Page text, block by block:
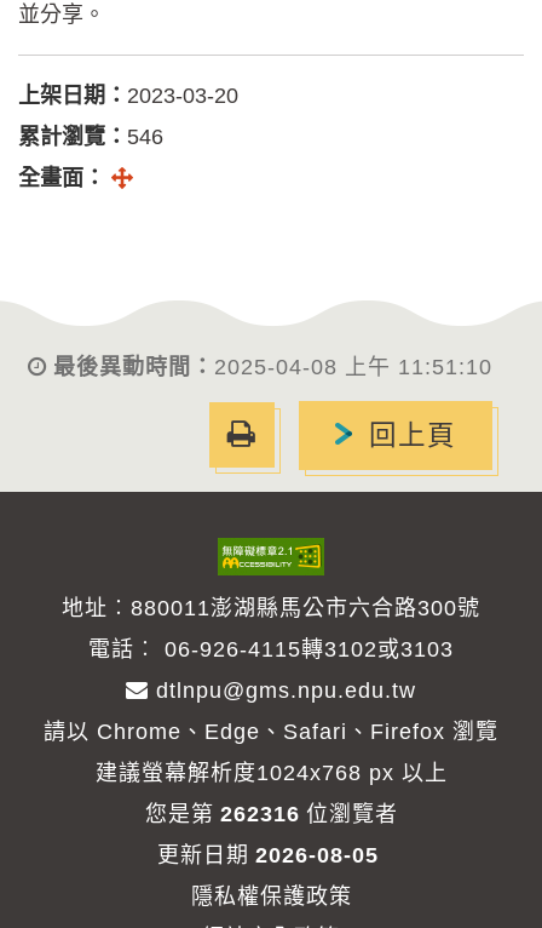
並分享。
上架日期： 2023-03-20
累計瀏覽： 546
全畫面： 全螢幕
最後異動時間： 2025-04-08 上午 11:51:10
善
列
回上頁
地址︰880011澎湖縣馬公市六合路300號
電話︰ 06-926-4115轉3102或3103
dtlnpu@gms.npu.edu.tw
請以 Chrome、Edge、Safari、Firefox 瀏覽
建議螢幕解析度1024x768 px 以上
您是第 262316 位瀏覽者
更新日期 2026-08-05
隱私權保護政策